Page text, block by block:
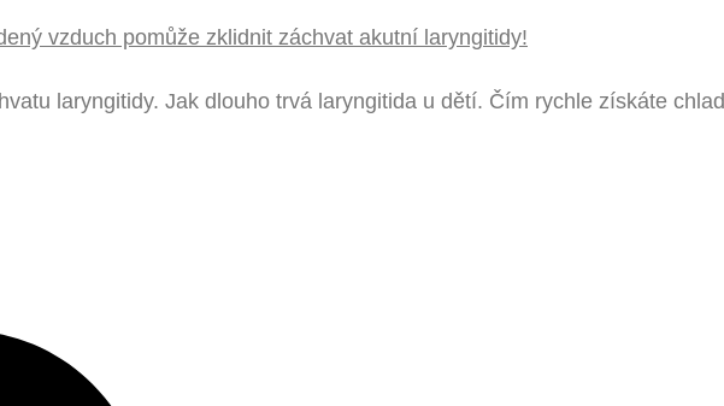
vzduch pomůže zklidnit záchvat akutní laryngitidy!
laryngitidy. Jak dlouho trvá laryngitida u dětí. Čím rychle získáte